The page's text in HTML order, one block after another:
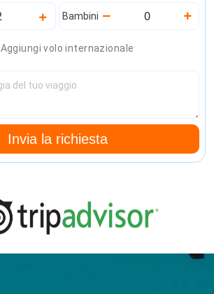
Bambini
Aggiungi volo internazionale
Invia la richiesta